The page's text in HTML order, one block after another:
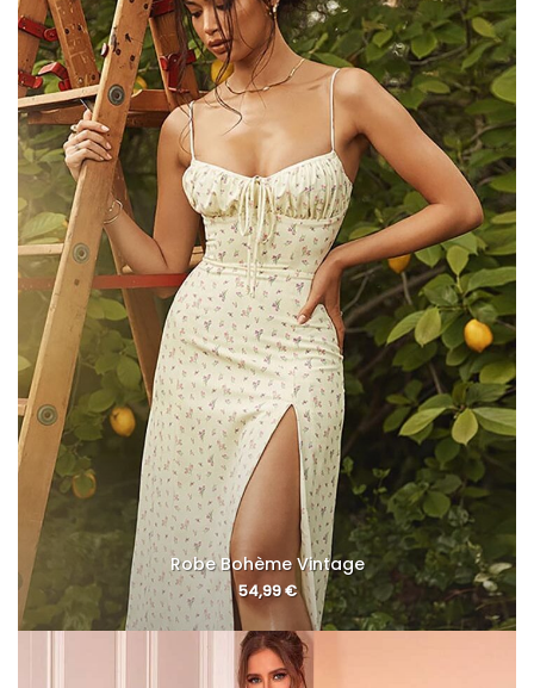
Robe Bohème Vintage
54,99€